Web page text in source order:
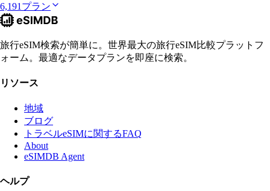
6,191プラン
旅行eSIM検索が簡単に。世界最大の旅行eSIM比較プラットフ
ォーム。最適なデータプランを即座に検索。
リソース
地域
ブログ
トラベルeSIMに関するFAQ
About
eSIMDB Agent
ヘルプ